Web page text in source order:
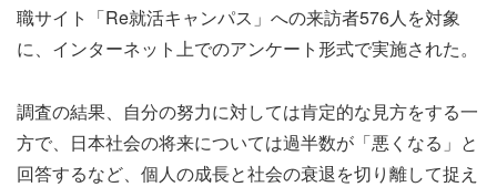
職サイト「Re就活キャンパス」への来訪者576人を対象
に、インターネット上でのアンケート形式で実施された。
調査の結果、自分の努力に対しては肯定的な見方をする一
方で、日本社会の将来については過半数が「悪くなる」と
回答するなど、個人の成長と社会の衰退を切り離して捉え